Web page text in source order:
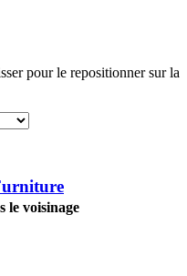
pour le repositionner sur la
le voisinage